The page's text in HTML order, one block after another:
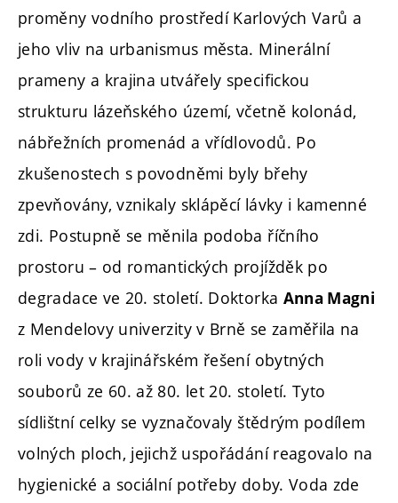
proměny vodního prostředí Karlových Varů a
jeho vliv na urbanismus města. Minerální
prameny a krajina utvářely specifickou
strukturu lázeňského území, včetně kolonád,
nábřežních promenád a vřídlovodů. Po
zkušenostech s povodněmi byly břehy
zpevňovány, vznikaly sklápěcí lávky i kamenné
zdi. Postupně se měnila podoba říčního
prostoru – od romantických projížděk po
degradace ve 20. století. Doktorka Anna Magni
z Mendelovy univerzity v Brně se zaměřila na
roli vody v krajinářském řešení obytných
souborů ze 60. až 80. let 20. století. Tyto
sídlištní celky se vyznačovaly štědrým podílem
volných ploch, jejichž uspořádání reagovalo na
hygienické a sociální potřeby doby. Voda zde